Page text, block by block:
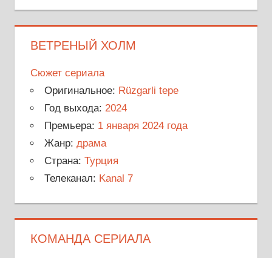
ВЕТРЕНЫЙ ХОЛМ
Сюжет сериала
Оригинальное: Rüzgarli tepe
Год выхода: 2024
Премьера: 1 января 2024 года
Жанр: драма
Страна: Турция
Телеканал: Kanal 7
КОМАНДА СЕРИАЛА